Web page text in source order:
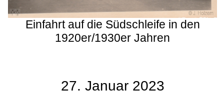
Einfahrt auf die Südschleife in den
1920er/1930er Jahren
27. Januar 2023